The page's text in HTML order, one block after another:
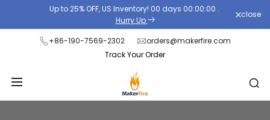
content
Up to 25% OFF, US Inventory! 00 days 00:00:00 .
Hurry Up
close
+86-190-7569-2302
orders@makerfire.com
Track Your Order